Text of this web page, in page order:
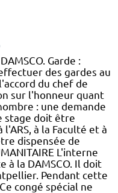
Garde :
des gardes au
du chef de
sur l'honneur quant
: une demande
stage doit être
à la Faculté et à
dispensée de
L'interne
à la DAMSCO. Il doit
Pendant cette
congé spécial ne